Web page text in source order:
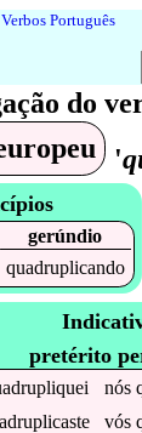
Verbos Português
do
'
gerúndio
quadruplicando
pretérito
nós
vós